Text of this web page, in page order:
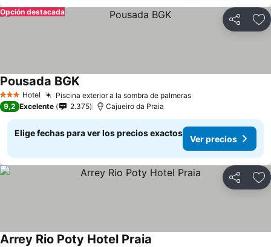
Compartir
Opción destacada
3 Estrellas
Hotel Piscina exterior a la sombra de palmerasVer precios
Pousada BGKVer precios
9,2 Excelente 2.375 Cajueiro da Praia
Elige fechas para ver los precios exactos
Ver precios
Compartir
Arrey Rio Poty Hotel Praia